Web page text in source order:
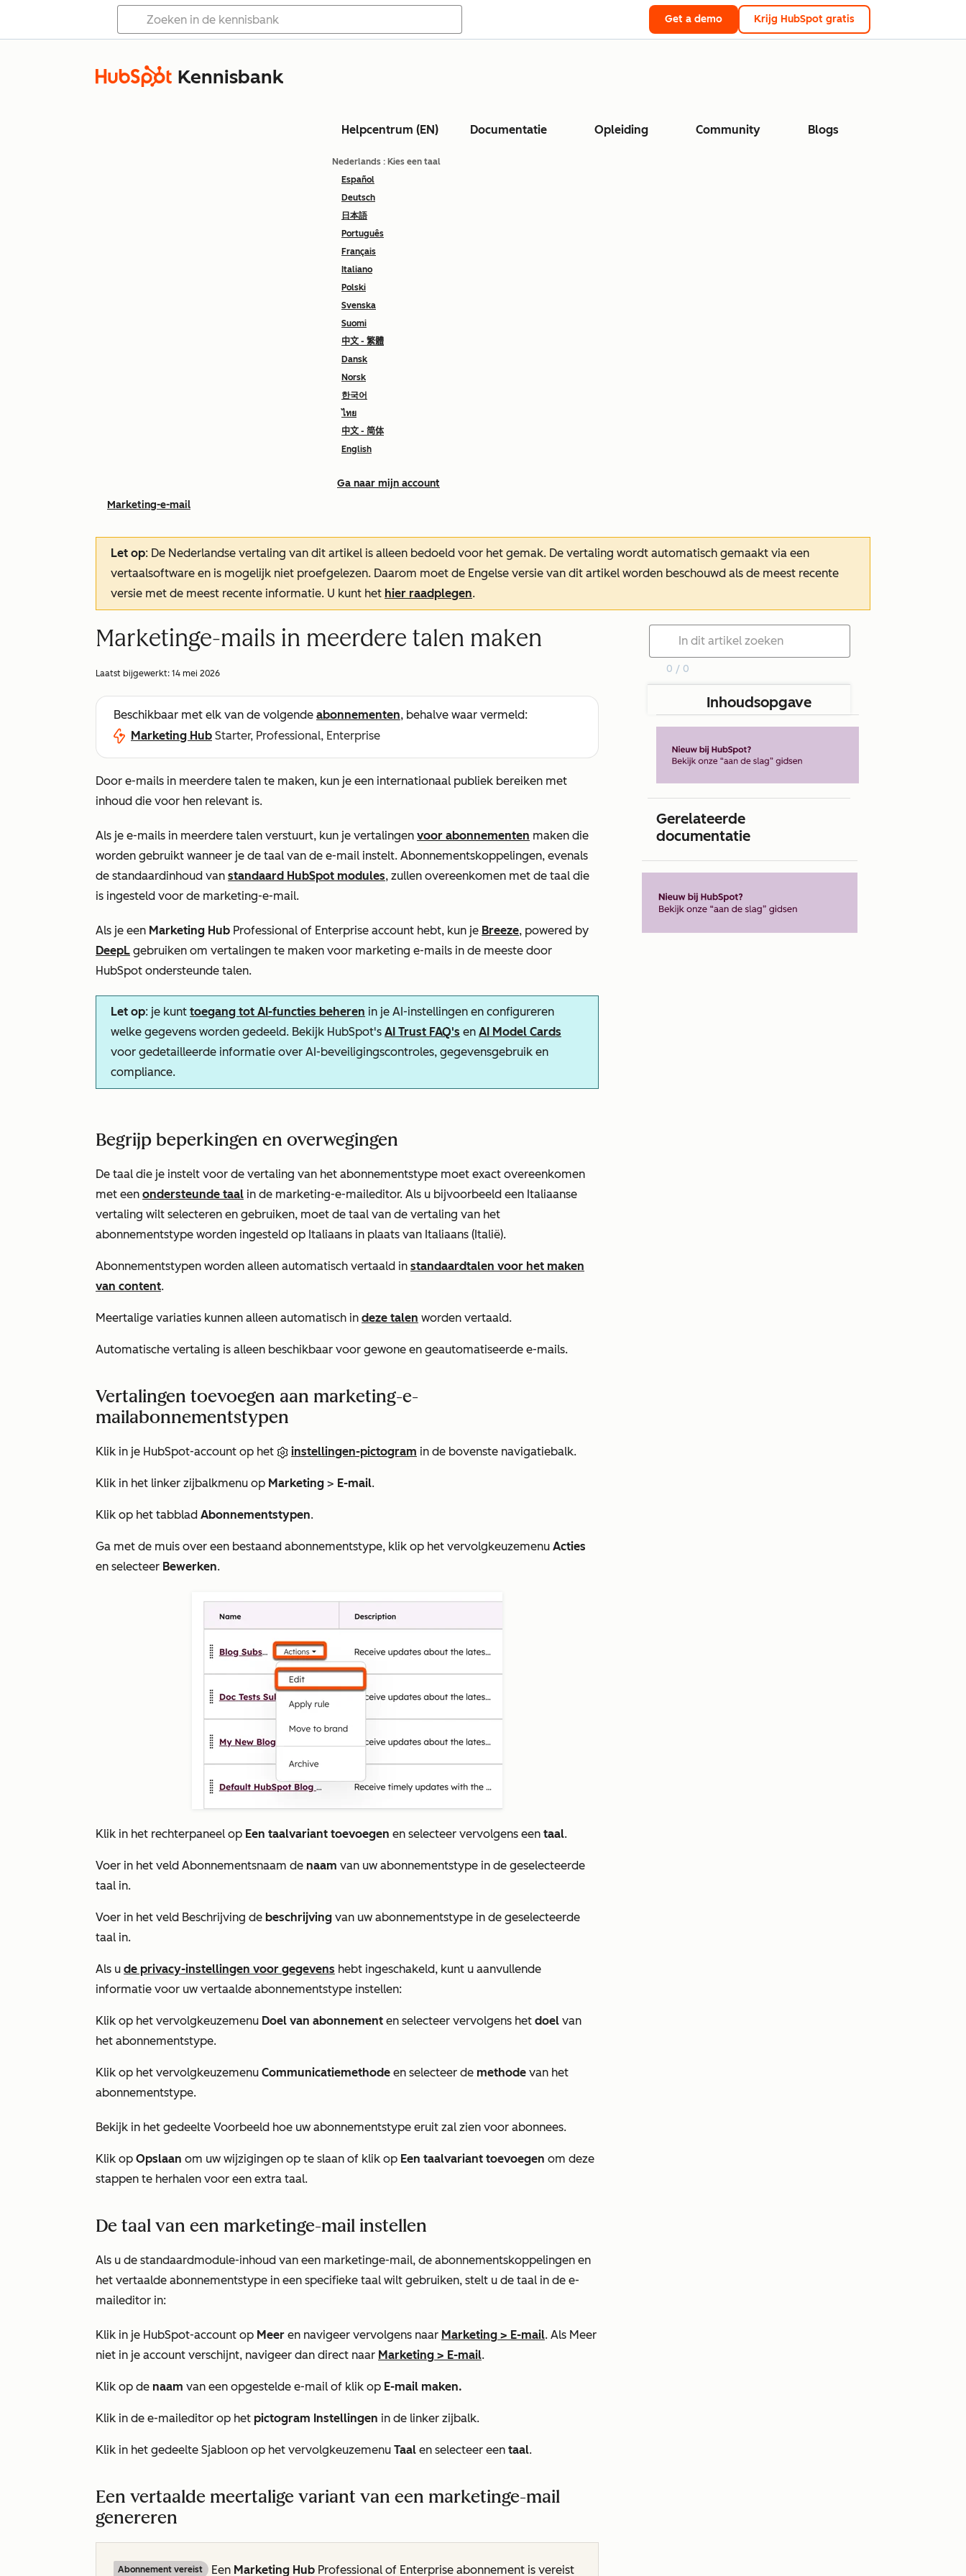
Get a demo Krijg HubSpot gratis
Kennisbank
Helpcentrum (EN) Documentatie Opleiding Community Blogs
Nederlands : Kies een taal
Español
Deutsch
日本語
Português
Français
Italiano
Polski
Svenska
Suomi
中文 - 繁體
Dansk
Norsk
한국어
ไทย
中文 - 简体
English
Ga naar mijn account
Marketing-e-mail
Let op: De Nederlandse vertaling van dit artikel is alleen bedoeld voor het gemak. De vertaling wordt automatisch gemaakt via een
vertaalsoftware en is mogelijk niet proefgelezen. Daarom moet de Engelse versie van dit artikel worden beschouwd als de meest recente
versie met de meest recente informatie. U kunt het hier raadplegen.
Marketinge-mails in meerdere talen maken
Laatst bijgewerkt: 14 mei 2026
Beschikbaar met elk van de volgende abonnementen, behalve waar vermeld:
Marketing Hub Starter, Professional, Enterprise
Door e-mails in meerdere talen te maken, kun je een internationaal publiek bereiken met
inhoud die voor hen relevant is.
Als je e-mails in meerdere talen verstuurt, kun je vertalingen voor abonnementen maken die
worden gebruikt wanneer je de taal van de e-mail instelt. Abonnementskoppelingen, evenals
de standaardinhoud van standaard HubSpot modules, zullen overeenkomen met de taal die
is ingesteld voor de marketing-e-mail.
Als je een Marketing Hub Professional of Enterprise account hebt, kun je Breeze, powered by
DeepL gebruiken om vertalingen te maken voor marketing e-mails in de meeste door
HubSpot ondersteunde talen.
Let op: je kunt toegang tot AI-functies beheren in je AI-instellingen en configureren
welke gegevens worden gedeeld. Bekijk HubSpot's AI Trust FAQ's en AI Model Cards
voor gedetailleerde informatie over AI-beveiligingscontroles, gegevensgebruik en
compliance.
Begrijp beperkingen en overwegingen
De taal die je instelt voor de vertaling van het abonnementstype moet exact overeenkomen
met een ondersteunde taal in de marketing-e-maileditor. Als u bijvoorbeeld een Italiaanse
vertaling wilt selecteren en gebruiken, moet de taal van de vertaling van het
abonnementstype worden ingesteld op Italiaans in plaats van Italiaans (Italië).
Abonnementstypen worden alleen automatisch vertaald in standaardtalen voor het maken
van content.
Meertalige variaties kunnen alleen automatisch in deze talen worden vertaald.
Automatische vertaling is alleen beschikbaar voor gewone en geautomatiseerde e-mails.
Vertalingen toevoegen aan marketing-e-
mailabonnementstypen
Klik in je HubSpot-account op het instellingen-pictogram in de bovenste navigatiebalk.
Klik in het linker zijbalkmenu op Marketing > E-mail.
Klik op het tabblad Abonnementstypen.
Ga met de muis over een bestaand abonnementstype, klik op het vervolgkeuzemenu Acties
en selecteer Bewerken.
Klik in het rechterpaneel op Een taalvariant toevoegen en selecteer vervolgens een taal.
Voer in het veld Abonnementsnaam de naam van uw abonnementstype in de geselecteerde
taal in.
Voer in het veld Beschrijving de beschrijving van uw abonnementstype in de geselecteerde
taal in.
Als u de privacy-instellingen voor gegevens hebt ingeschakeld, kunt u aanvullende
informatie voor uw vertaalde abonnementstype instellen:
Klik op het vervolgkeuzemenu Doel van abonnement en selecteer vervolgens het doel van
het abonnementstype.
Klik op het vervolgkeuzemenu Communicatiemethode en selecteer de methode van het
abonnementstype.
Bekijk in het gedeelte Voorbeeld hoe uw abonnementstype eruit zal zien voor abonnees.
Klik op Opslaan om uw wijzigingen op te slaan of klik op Een taalvariant toevoegen om deze
stappen te herhalen voor een extra taal.
De taal van een marketinge-mail instellen
Als u de standaardmodule-inhoud van een marketinge-mail, de abonnementskoppelingen en
het vertaalde abonnementstype in een specifieke taal wilt gebruiken, stelt u de taal in de e-
maileditor in:
Klik in je HubSpot-account op Meer en navigeer vervolgens naar Marketing > E-mail. Als Meer
niet in je account verschijnt, navigeer dan direct naar Marketing > E-mail.
Klik op de naam van een opgestelde e-mail of klik op E-mail maken.
Klik in de e-maileditor op het pictogram Instellingen in de linker zijbalk.
Klik in het gedeelte Sjabloon op het vervolgkeuzemenu Taal en selecteer een taal.
Een vertaalde meertalige variant van een marketinge-mail
genereren
Abonnement vereist Een Marketing Hub Professional of Enterprise abonnement is vereist
0 / 0
Inhoudsopgave
Gerelateerde
documentatie